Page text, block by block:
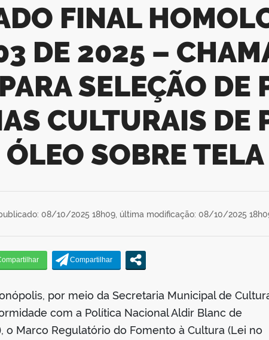
DE 2025 –
SELEÇÃO DE
CULTURAIS DE
ÓLEO SOBRE TELA
08/10/2025 18h09, última modificação: 08/10/2025
por meio da Secretaria Municipal de
com a Política Nacional Aldir Blanc de
o Marco Regulatório do Fomento à Cultura (Lei no